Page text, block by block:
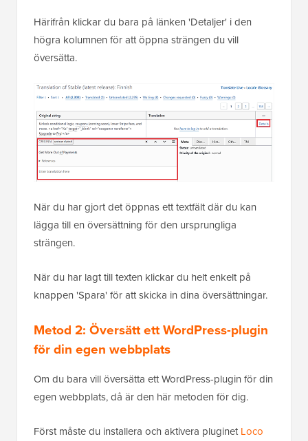
Härifrån klickar du bara på länken 'Detaljer' i den
högra kolumnen för att öppna strängen du vill
översätta.
När du har gjort det öppnas ett textfält där du kan
lägga till en översättning för den ursprungliga
strängen.
När du har lagt till texten klickar du helt enkelt på
knappen 'Spara' för att skicka in dina översättningar.
Metod 2: Översätt ett WordPress-plugin
för din egen webbplats
Om du bara vill översätta ett WordPress-plugin för din
egen webbplats, då är den här metoden för dig.
Först måste du installera och aktivera pluginetLoco